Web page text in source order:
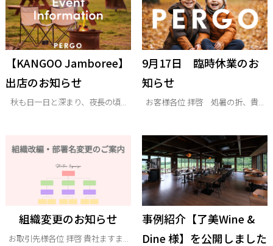
【KANGOO Jamboree】
出店のお知らせ
秋も日一日と深まり、夜長の頃...
9月17日 臨時休業のお
知らせ
お客様各位 拝啓 処暑の折、貴...
組織変更のお知らせ
お取引先様各位 拝啓 貴社ますま...
事例紹介【了美Wine &
Dine 様】を公開しました